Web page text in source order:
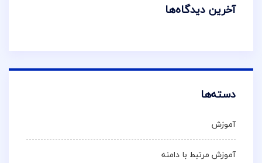
آخرین دیدگاه‌ها
دسته‌ها
آموزش
آموزش مرتبط با دامنه